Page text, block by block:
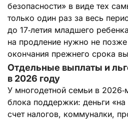
безопасности» в виде тех
только один раз за весь
до 17‑летия младшего
на продление нужно не
окончания прежнего срока
Отдельные выплаты и
в 2026 году
У многодетной семьи в
блока поддержки: деньги
счет налогов, коммуналки,